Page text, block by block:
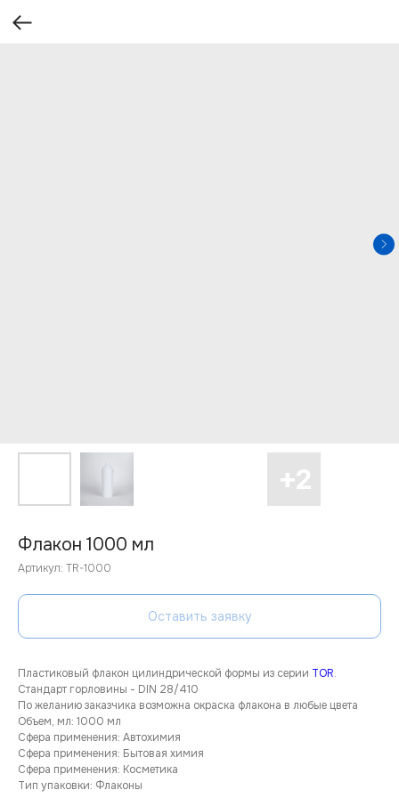
Флакон 1000 мл
Артикул: TR-1000
Оставить заявку
Пластиковый флакон цилиндрической формы из серии TOR.
Стандарт горловины - DIN 28/410
По желанию заказчика возможна окраска флакона в любые цвета
Объем, мл: 1000 мл
Сфера применения: Автохимия
Сфера применения: Бытовая химия
Сфера применения: Косметика
Тип упаковки: Флаконы